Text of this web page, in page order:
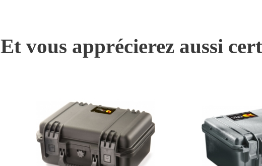
Et vous apprécierez aussi